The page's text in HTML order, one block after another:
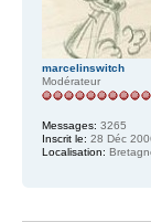
marcelinswitch
Modérateur
Messages: 3265
Inscrit le: 28 Déc
Localisation: